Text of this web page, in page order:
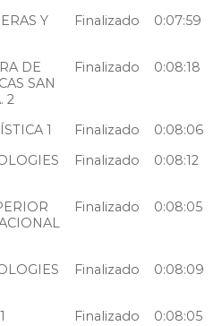
Y
Finalizado 0:07:59
DE
SAN
2
Finalizado 0:08:18
1 Finalizado 0:08:06
Finalizado 0:08:12
Finalizado 0:08:05
Finalizado 0:08:09
Finalizado 0:08:05